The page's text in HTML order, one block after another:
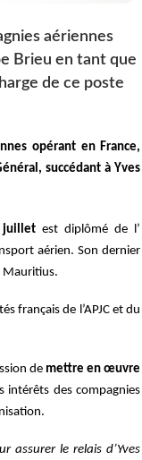
aériennes
Brieu en tant que
de ce poste
opérant en France,
succédant à Yves
juillet est diplômé de l’
aérien. Son dernier
Mauritius.
français de l’APJC et du
de mettre en œuvre
des compagnies
assurer le relais d’Yves